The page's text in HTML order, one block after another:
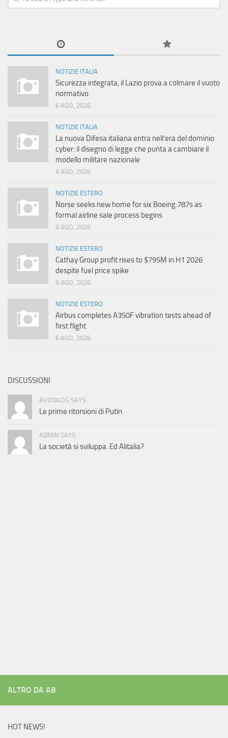
NOTIZIE ITALIA
Sicurezza integrata, il Lazio prova a colmare il vuoto
normativo
6 AGO, 2026
NOTIZIE ITALIA
La nuova Difesa italiana entra nell’era del dominio
cyber: il disegno di legge che punta a cambiare il
modello militare nazionale
6 AGO, 2026
NOTIZIE ESTERO
Norse seeks new home for six Boeing 787s as
formal airline sale process begins
6 AGO, 2026
NOTIZIE ESTERO
Cathay Group profit rises to $795M in H1 2026
despite fuel price spike
6 AGO, 2026
NOTIZIE ESTERO
Airbus completes A350F vibration tests ahead of
first flight
6 AGO, 2026
DISCUSSIONI
AVIOBLOG SAYS:
Le prime ritorsioni di Putin
ADMIN SAYS:
La società si sviluppa. Ed Alitalia?
ALTRO DA AB
HOT NEWS!